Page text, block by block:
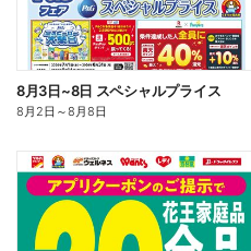
8月3日~8日 スペシャルプライス
8月2日 ～8月8日